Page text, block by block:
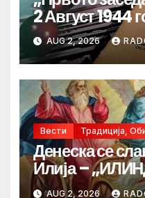
2 Август 1944
AUG 2, 2026
Вести Традиција,
Денеска се
Илија –
AUG 2, 2026